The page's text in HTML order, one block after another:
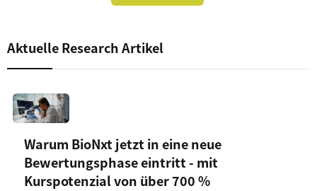
Aktuelle Research Artikel
Warum BioNxt jetzt in eine neue
Bewertungsphase eintritt - mit
Kurspotenzial von über 700 %